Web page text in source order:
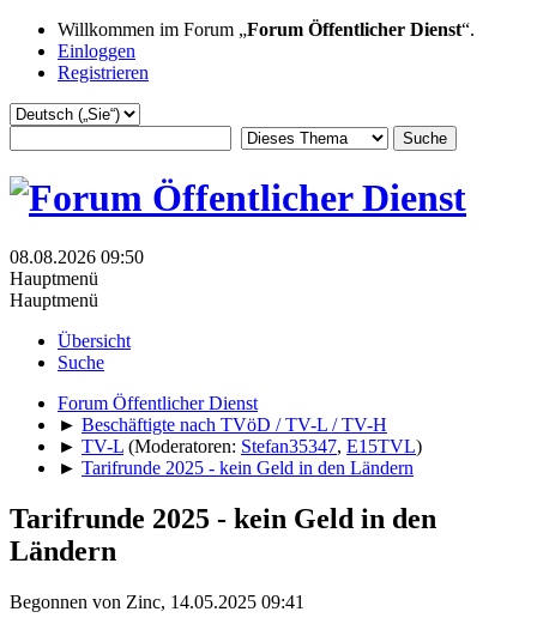
Willkommen im Forum „Forum Öffentlicher Dienst“.
Einloggen
Registrieren
08.08.2026 09:50
Hauptmenü
Hauptmenü
Übersicht
Suche
Forum Öffentlicher Dienst
► Beschäftigte nach TVöD / TV-L / TV-H
► TV-L (Moderatoren: Stefan35347, E15TVL)
► Tarifrunde 2025 - kein Geld in den Ländern
Tarifrunde 2025 - kein Geld in den
Ländern
Begonnen von Zinc, 14.05.2025 09:41